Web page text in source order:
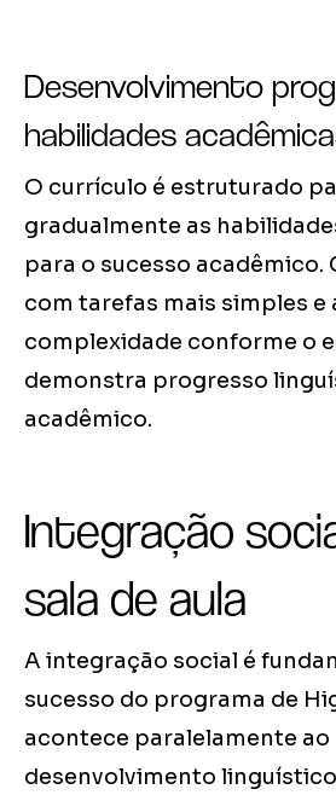
Desenvolvimento
habilidades
O currículo é estruturado
gradualmente as
para o sucesso acadêmico.
com tarefas mais simples e
complexidade conforme o
demonstra progresso
acadêmico.
Integração
sala de aula
A integração social é
sucesso do programa de
acontece paralelamente ao
desenvolvimento